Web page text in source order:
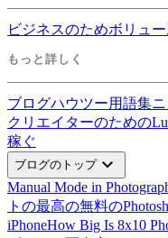
ビジネスのためボリュ
もっと詳しく
ブログハウツー用語集
クリエイターのための
稼ぐ
ブログのトップexpand_more
Manual Mode in
ト の最高の無料の
iPhoneHow Big Is 8x10